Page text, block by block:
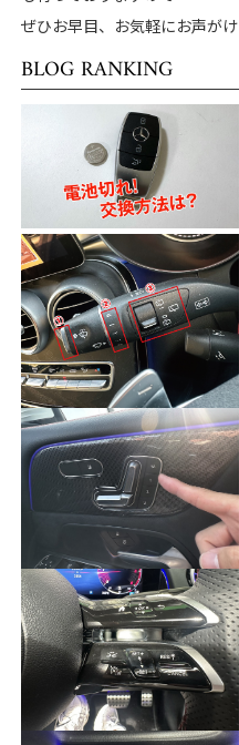
ぜひお早目、お気軽にお声が
BLOG RANKING